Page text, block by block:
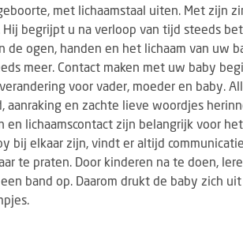
met lichaamstaal uiten. Met zijn
begrijpt u na verloop van tijd steeds
de ogen, handen en het lichaam van uw
meer. Contact maken met uw baby
voor vader, moeder en baby.
aanraking en zachte lieve woordjes
en lichaamscontact zijn belangrijk voor
bij elkaar zijn, vindt er altijd
te praten. Door kinderen na te doen,
band op. Daarom drukt de baby zich